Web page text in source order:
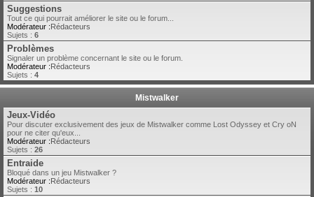
Suggestions
Tout ce qui pourrait améliorer le site ou le forum...
Modérateur :Rédacteurs
Sujets : 6
Problèmes
Signaler un problème concernant le site ou le forum.
Modérateur :Rédacteurs
Sujets : 4
Mistwalker
Jeux-Vidéo
Pour discuter exclusivement des jeux de Mistwalker comme Lost Odyssey et Cry oN
pour ne citer qu'eux...
Modérateur :Rédacteurs
Sujets : 26
Entraide
Bloqué dans un jeu Mistwalker ?
Modérateur :Rédacteurs
Sujets : 10